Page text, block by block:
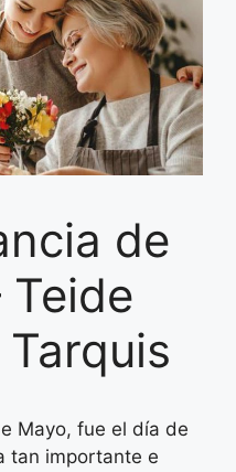
de
Teide
Mayo, fue el día de
tan importante e